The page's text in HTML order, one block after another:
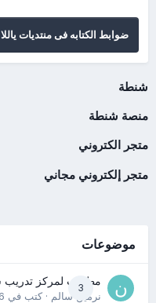
ضوابط الكتابه فى منتديات
شنطة
منصة شنطة
متجر الكتروني
متجر إلكتروني مجاني
موضوعات
3
مطلوب لمركز تدريب
نرمين سالم· كتب في